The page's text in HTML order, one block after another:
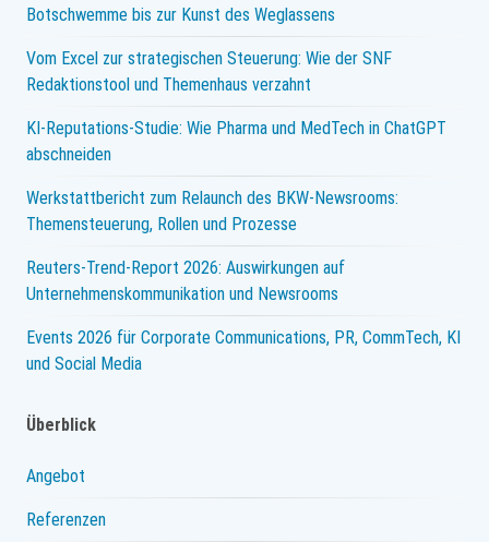
Botschwemme bis zur Kunst des Weglassens
Vom Excel zur strategischen Steuerung: Wie der SNF
Redaktionstool und Themenhaus verzahnt
KI-Reputations-Studie: Wie Pharma und MedTech in ChatGPT
abschneiden
Werkstattbericht zum Relaunch des BKW-Newsrooms:
Themensteuerung, Rollen und Prozesse
Reuters-Trend-Report 2026: Auswirkungen auf
Unternehmenskommunikation und Newsrooms
Events 2026 für Corporate Communications, PR, CommTech, KI
und Social Media
Überblick
Angebot
Referenzen